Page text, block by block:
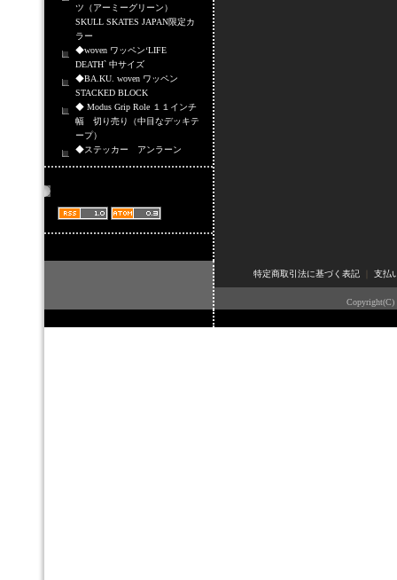
ツ（アーミーグリーン）
SKULL SKATES JAPAN限定カ
ラー
◆woven ワッペン‘LIFE
DEATH` 中サイズ
◆BA.KU. woven ワッペン
STACKED BLOCK
◆ Modus Grip Role １１インチ
幅 切り売り（中目なデッキテ
ープ）
◆ステッカー アンラーン
特定商取引法に基づく表記｜ 支払
Copyright(C)